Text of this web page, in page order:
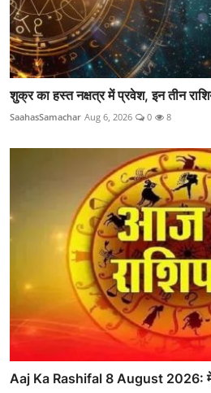
शुक्र का हस्त नक्षत्र में प्रवेश, इन तीन
SaahasSamachar Aug 6, 2026 0 8
Aaj Ka Rashifal 8 August 2026: